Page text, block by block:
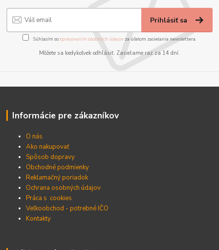
Prihlásiť sa
Súhlasím sospracovaním osobných údajov za účelom zasielania newslettera.
Môžete sa kedykoľvek odhlásiť. Zasielame raz za 14 dní.
Informácie pre zákazníkov
O nás
Ako nakupovať
Spôsob dopravy
Obchodné podmienky
Reklamačný poriadok
Ochrana osobných údajov
Práca s cookies
Veľkoobchod - potrebné IČO
Kontakty